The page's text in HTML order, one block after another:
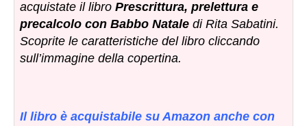
acquistate il libro Prescrittura, prelettura e
precalcolo con Babbo Natale di Rita Sabatini.
Scoprite le caratteristiche del libro cliccando
sull’immagine della copertina.
Il libro è acquistabile su Amazon anche con